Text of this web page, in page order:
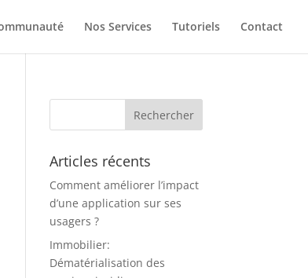
Nos Services Tutoriels Contact
Articles récents
Comment améliorer l’impact
d’une application sur ses
usagers ?
Immobilier:
Dématérialisation des